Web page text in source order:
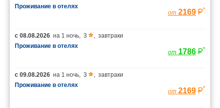
Проживание в отелях
от 2169 *
с 08.08.2026 на 1 ночь 3
завтраки
Проживание в отелях
от 1786 *
с 09.08.2026 на 1 ночь 3
завтраки
Проживание в отелях
от 2169 *